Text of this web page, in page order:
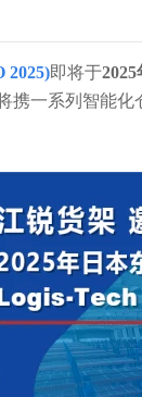
2025)即将于2025
携一系列智能化